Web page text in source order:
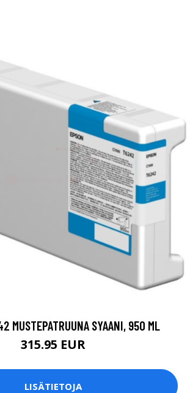
MUSTEPATRUUNA SYAANI, 950 ML
315.95 EUR
LISÄTIETOJA